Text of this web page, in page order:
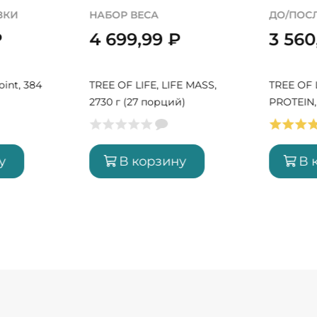
384
НАБОР ВЕСА
4 699,99 ₽
TREE OF LIFE, LIFE MASS,
2730 г (27 порций)
В корзину
ДО/
3
TREE OF
порций)
В